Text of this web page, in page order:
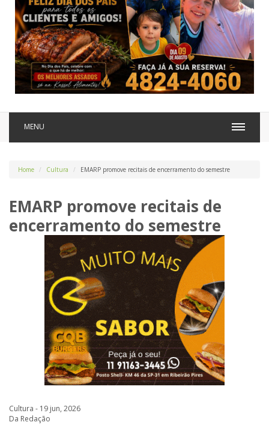
MENU
Home Cultura EMARP promove recitais de encerramento do semestre
EMARP promove recitais de
encerramento do semestre
Cultura - 19 jun, 2026
Da Redação